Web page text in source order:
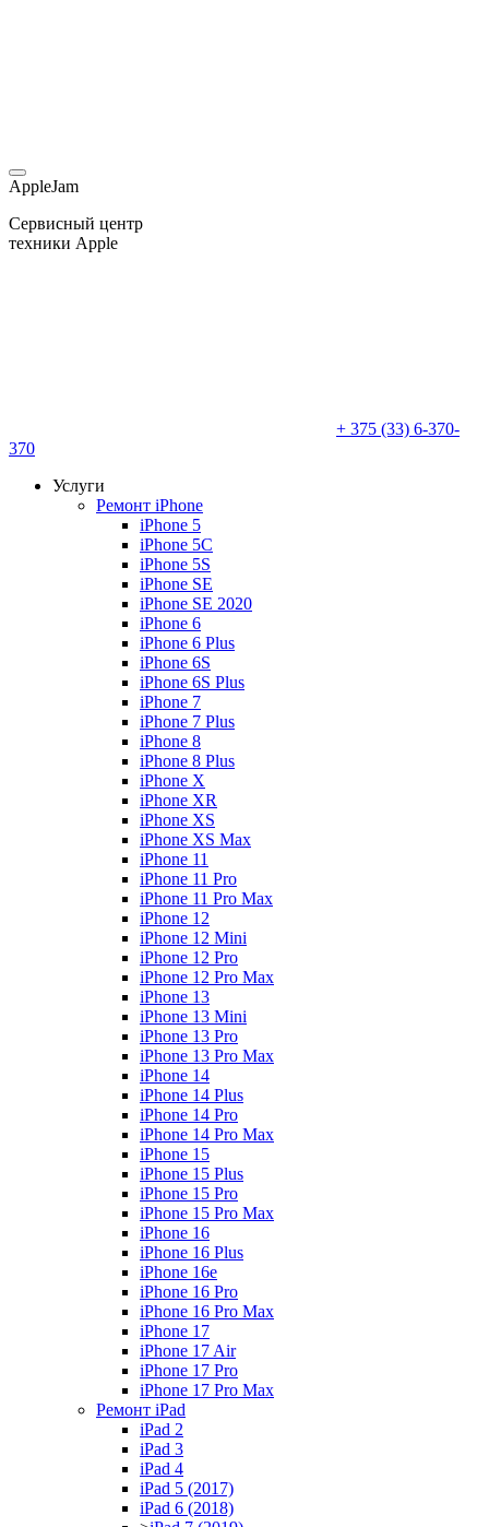
AppleJam
Сервисный центр
техники Apple
+ 375 (33) 6-370-
370
Услуги
Ремонт iPhone
iPhone 5
iPhone 5C
iPhone 5S
iPhone SE
iPhone SE 2020
iPhone 6
iPhone 6 Plus
iPhone 6S
iPhone 6S Plus
iPhone 7
iPhone 7 Plus
iPhone 8
iPhone 8 Plus
iPhone X
iPhone XR
iPhone XS
iPhone XS Max
iPhone 11
iPhone 11 Pro
iPhone 11 Pro Max
iPhone 12
iPhone 12 Mini
iPhone 12 Pro
iPhone 12 Pro Max
iPhone 13
iPhone 13 Mini
iPhone 13 Pro
iPhone 13 Pro Max
iPhone 14
iPhone 14 Plus
iPhone 14 Pro
iPhone 14 Pro Max
iPhone 15
iPhone 15 Plus
iPhone 15 Pro
iPhone 15 Pro Max
iPhone 16
iPhone 16 Plus
iPhone 16e
iPhone 16 Pro
iPhone 16 Pro Max
iPhone 17
iPhone 17 Air
iPhone 17 Pro
iPhone 17 Pro Max
Ремонт iPad
iPad 2
iPad 3
iPad 4
iPad 5 (2017)
iPad 6 (2018)